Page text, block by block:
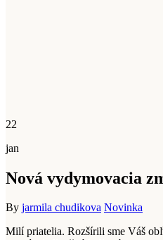
22
jan
Nová vydymovacia
By jarmila chudikova Novinka
Milí priatelia. Rozšírili sme Váš